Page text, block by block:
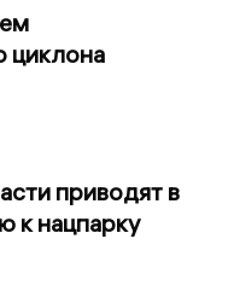
циклона
приводят в
к нацпарку